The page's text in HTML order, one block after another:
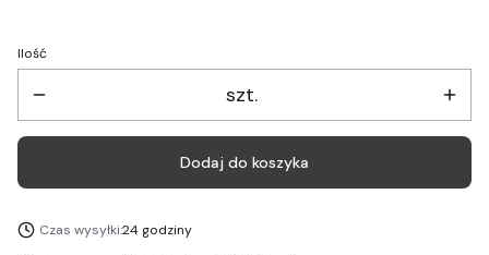
Ilość
szt.
Dodaj do koszyka
Czas wysyłki:24 godziny